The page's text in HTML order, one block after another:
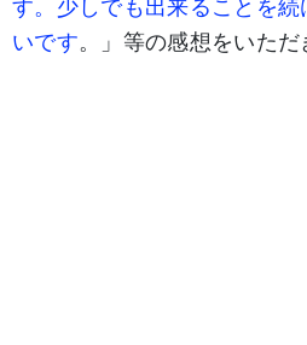
す。少しでも出来ることを
いです。」等の感想をいただ